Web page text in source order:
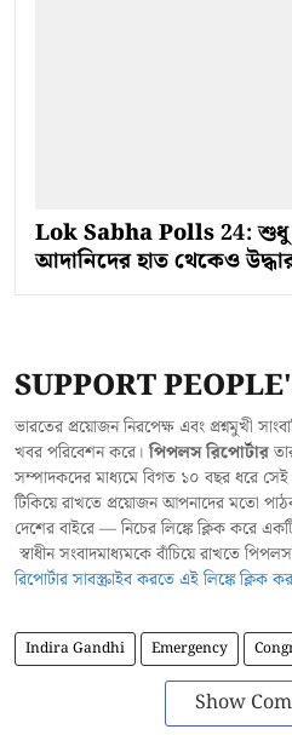
Lok Sabha Polls 24: শুধু
আদানিদের হাত থেকেও
SUPPORT
ভারতের প্রয়োজন নিরপেক্ষ এবং প্রশ্নমুখী
খবর পরিবেশন করে।পিপলস রিপোর্টার
সম্পাদকদের মাধ্যমে বিগত ১০ বছর ধরে সেই
টিকিয়ে রাখতে প্রয়োজন আপনাদের মতো
দেশের বাইরে — নিচের লিঙ্কে ক্লিক করে
স্বাধীন সংবাদমাধ্যমকে বাঁচিয়ে রাখতে
রিপোর্টার সাবস্ক্রাইব করতে এই লিঙ্কে ক্লিক
Indira Gandhi Emergency
Show